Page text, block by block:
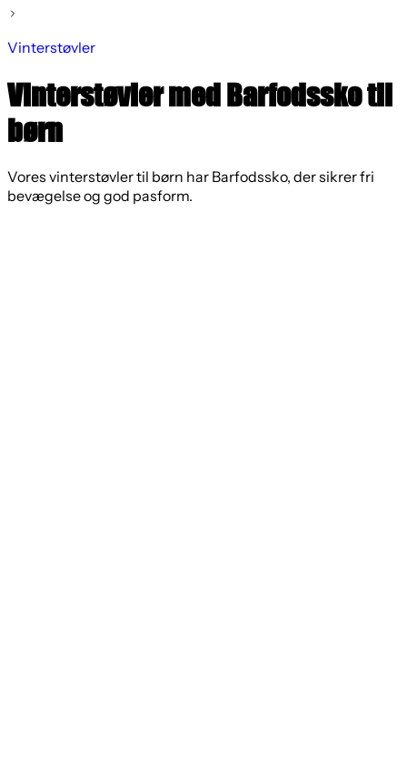
Vinterstøvler
Vinterstøvler med Barfodssko til
børn
Vores vinterstøvler til børn har Barfodssko, der sikrer fri
bevægelse og god pasform.